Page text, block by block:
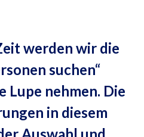
werden wir die
suchen“
Lupe nehmen. Die
in diesem